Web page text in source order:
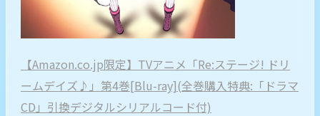
【Amazon.co.jp限定】TVアニメ「Re:ステージ! ドリ
ームデイズ♪」第4巻[Blu-ray](全巻購入特典:「ドラマ
CD」引換デジタルシリアルコード付)